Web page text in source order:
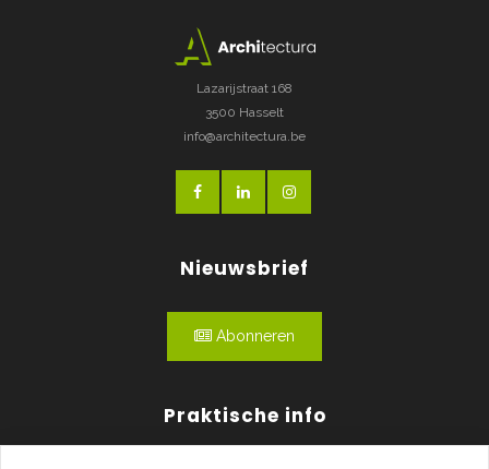
Lazarijstraat 168
3500 Hasselt
info@architectura.be
Nieuwsbrief
Abonneren
Praktische info